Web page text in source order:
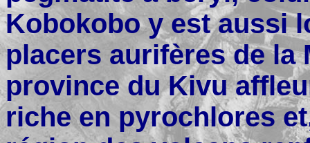
Kobokobo y est aussi
placers aurifères de la
province du Kivu
riche en pyrochlores